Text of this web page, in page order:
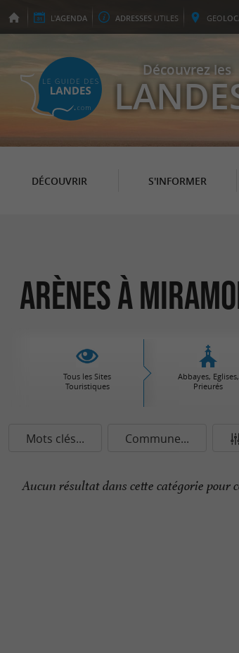
L'AGENDA ADRESSES UTILES GEO
Découvrez les
DÉCOUVRIR S'INFORMER
Arènes à
Tous les Sites
Touristiques
Abbayes, Eglises,
Prieurés
Mots clés... Commune...
Aucun résultat dans cette catégorie pour